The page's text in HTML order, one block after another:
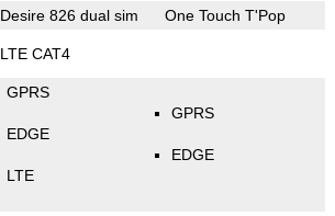
Desire 826 dual sim One Touch T'Pop
LTE CAT4
GPRS
EDGE
LTE
GPRS
EDGE